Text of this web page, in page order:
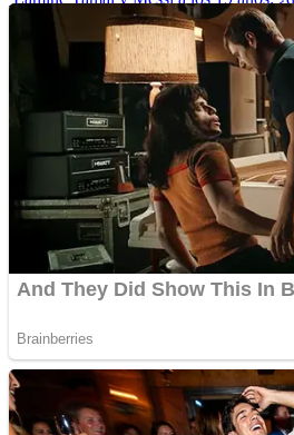
“Envidiosa”, la serie argentina que
Las 10 influencers latinas plus size que
La princesa Leonor finaliza su
Advertisements